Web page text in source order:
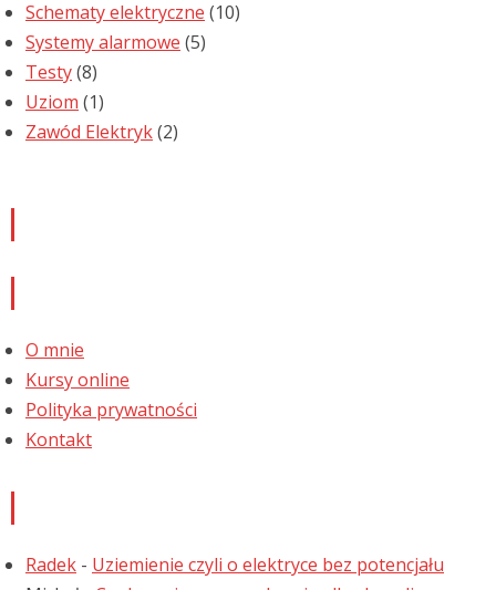
Schematy elektryczne (10)
Systemy alarmowe (5)
Testy(8)
Uziom (1)
Zawód Elektryk(2)
O mnie
Kursy online
Polityka prywatności
Kontakt
Radek - Uziemienie czyli o elektryce bez potencjału